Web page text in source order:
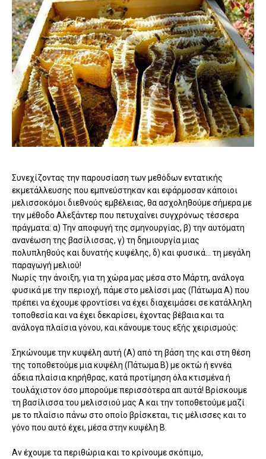
Συνεχίζοντας την παρουσίαση των μεθόδων εντατικής
εκμετάλλευσης που εμπνεύστηκαν και εφάρμοσαν κάποιοι
μελισσοκόμοι διεθνούς εμβέλειας, θα ασχοληθούμε σήμερα με
την μέθοδο Αλεξάντερ που πετυχαίνει συγχρόνως τέσσερα
πράγματα: α) Την αποφυγή της σμηνουργίας, β) την αυτόματη
ανανέωση της βασίλισσας, γ) τη δημιουργία μιας
πολυπληθούς και δυνατής κυψέλης, δ) και φυσικά... τη μεγάλη
παραγωγή μελιού!
Νωρίς την άνοιξη, για τη χώρα μας μέσα στο Μάρτη, ανάλογα
φυσικά με την περιοχή, πάμε στο μελίσσι μας (Πάτωμα Α) που
πρέπει να έχουμε φροντίσει να έχει διαχειμάσει σε κατάλληλη
τοποθεσία και να έχει δεκαρίσει, έχοντας βέβαια και τα
ανάλογα πλαίσια γόνου, και κάνουμε τους εξής χειρισμούς:
Σηκώνουμε την κυψέλη αυτή (Α) από τη βάση της και στη θέση
της τοποθετούμε μια κυψέλη (Πάτωμα Β) με οκτώ ή εννέα
άδεια πλαίσια κηρήθρας, κατά προτίμηση όλα κτισμένα ή
τουλάχιστον όσο μπορούμε περισσότερα απ αυτά! Βρίσκουμε
τη βασίλισσα του μελισσιού μας Α και την τοποθετούμε μαζί
με το πλαίσιο πάνω στο οποίο βρίσκεται, τις μέλισσες και το
γόνο που αυτό έχει, μέσα στην κυψέλη Β.
Αν έχουμε τα περιθώρια και το κρίνουμε σκόπιμο,